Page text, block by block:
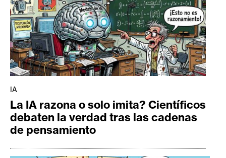
IA
La IA razona o solo imita? Científicos
debaten la verdad tras las cadenas
de pensamiento